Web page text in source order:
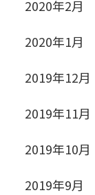
2020年2月
2020年1月
2019年12月
2019年11月
2019年10月
2019年9月